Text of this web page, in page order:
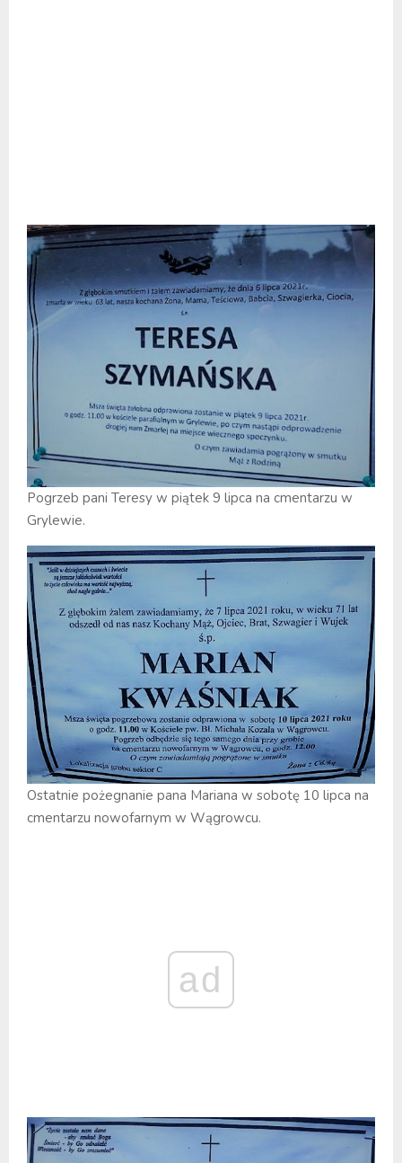
Pogrzeb pani Teresy w piątek 9 lipca na cmentarzu w
Grylewie.
Ostatnie pożegnanie pana Mariana w sobotę 10 lipca na
cmentarzu nowofarnym w Wągrowcu.
ad